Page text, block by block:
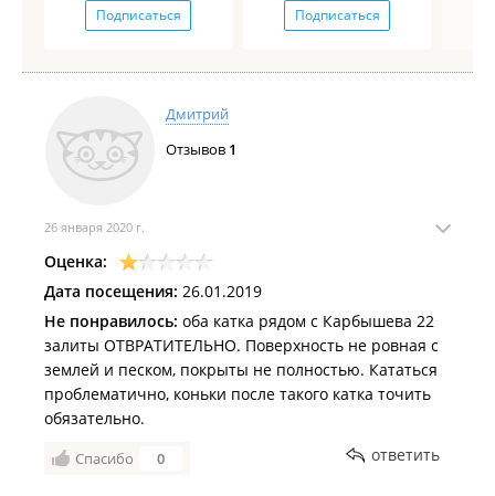
Подписаться Подписаться
Дмитрий
Отзывов 1
26 января 2020 г.
Оценка:
Дата посещения: 26.01.2019
Не понравилось: оба катка рядом с Карбышева 22
залиты ОТВРАТИТЕЛЬНО. Поверхность не ровная с
землей и песком, покрыты не полностью. Кататься
проблематично, коньки после такого катка точить
обязательно.
Спасибо 0 ответить